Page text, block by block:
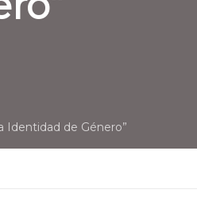
Identidad de Género”